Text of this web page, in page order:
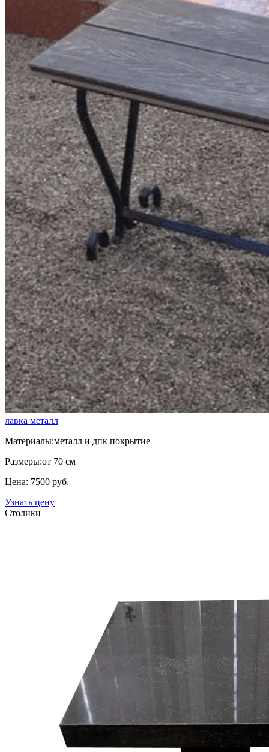
лавка металл
Материалы:металл и дпк покрытие
Размеры:от 70 см
Цена: 7500 руб.
Узнать цену
Столики